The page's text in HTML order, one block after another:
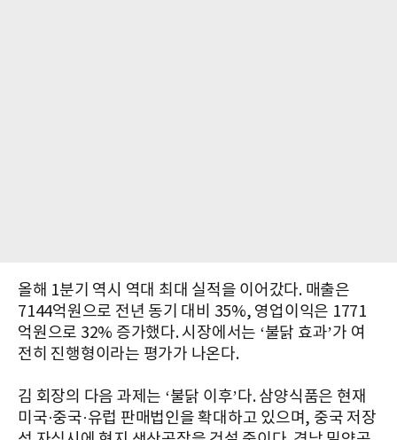
올해 1분기 역시 역대 최대 실적을 이어갔다. 매출은
7144억원으로 전년 동기 대비 35%, 영업이익은 1771
억원으로 32% 증가했다. 시장에서는 ‘불닭 효과’가 여
전히 진행형이라는 평가가 나온다.
김 회장의 다음 과제는 ‘불닭 이후’다. 삼양식품은 현재
미국·중국·유럽 판매법인을 확대하고 있으며, 중국 저장